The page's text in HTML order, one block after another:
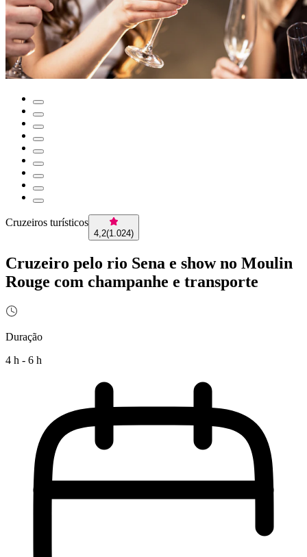
Cruzeiros turísticos
4,2(1.024)
Cruzeiro pelo rio Sena e show no Moulin
Rouge com champanhe e transporte
Duração
4 h - 6 h